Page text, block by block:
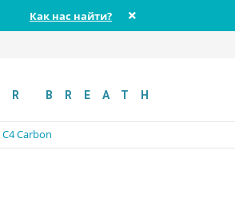
Как нас найти?
BREATH